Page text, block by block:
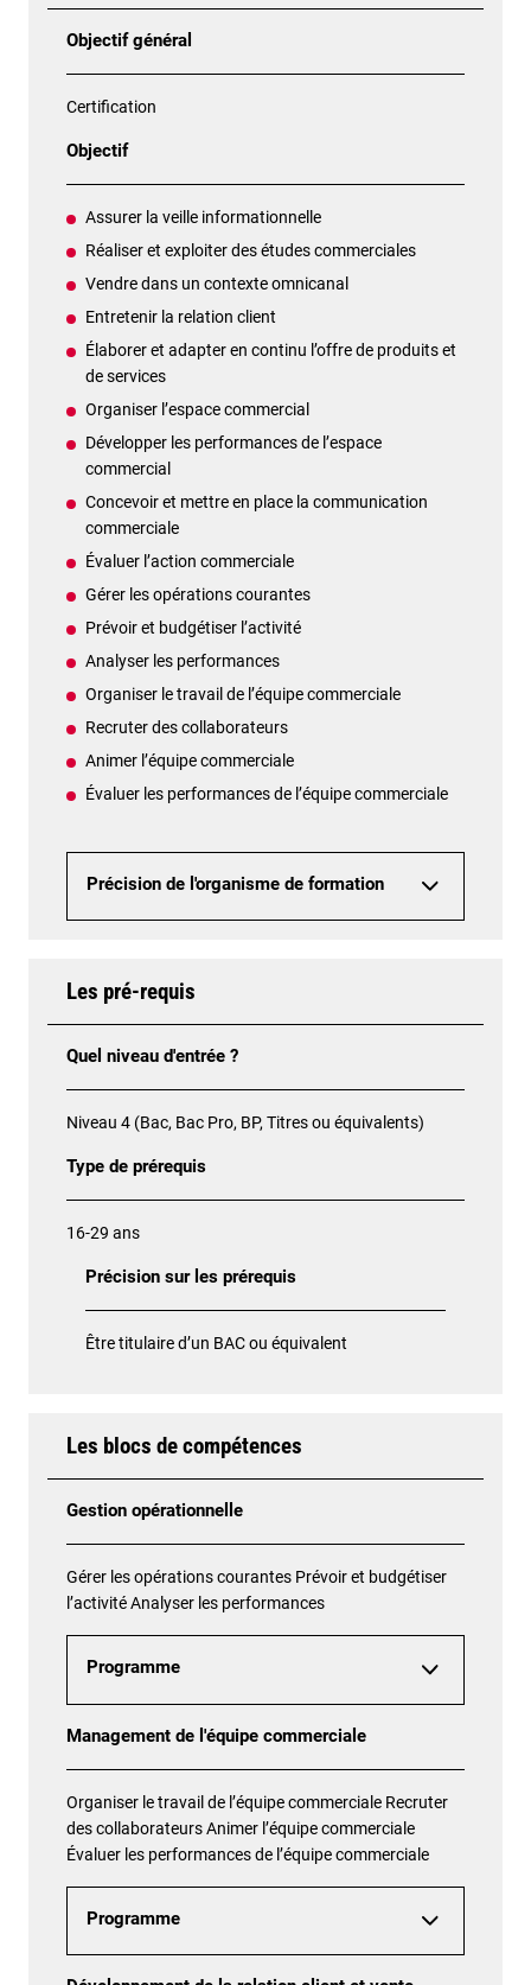
Objectif général
Certification
Objectif
Assurer la veille informationnelle
Réaliser et exploiter des études commerciales
Vendre dans un contexte omnicanal
Entretenir la relation client
Élaborer et adapter en continu l’offre de produits et
de services
Organiser l’espace commercial
Développer les performances de l’espace
commercial
Concevoir et mettre en place la communication
commerciale
Évaluer l’action commerciale
Gérer les opérations courantes
Prévoir et budgétiser l’activité
Analyser les performances
Organiser le travail de l’équipe commerciale
Recruter des collaborateurs
Animer l’équipe commerciale
Évaluer les performances de l’équipe commerciale
Précision de l'organisme de formation
Les pré-requis
Quel niveau d'entrée ?
Niveau 4 (Bac, Bac Pro, BP, Titres ou équivalents)
Type de prérequis
16-29 ans
Précision sur les prérequis
Être titulaire d’un BAC ou équivalent
Les blocs de compétences
Gestion opérationnelle
Gérer les opérations courantes Prévoir et budgétiser
l’activité Analyser les performances
Programme
Management de l'équipe commerciale
Organiser le travail de l’équipe commerciale Recruter
des collaborateurs Animer l’équipe commerciale
Évaluer les performances de l’équipe commerciale
Programme